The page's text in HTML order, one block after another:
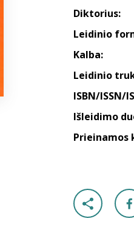
Diktorius:
Leidinio
Kalba:
Leidinio
ISBN/ISSN/
Išleidimo
Prieinamos